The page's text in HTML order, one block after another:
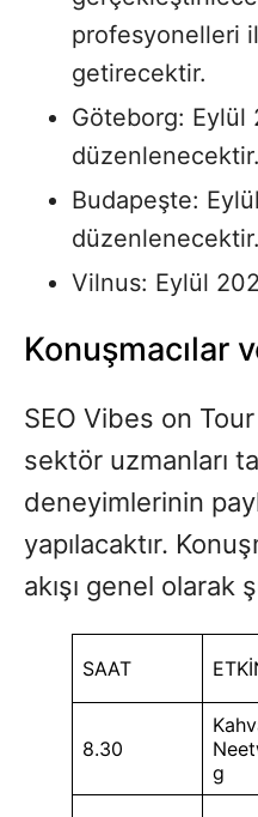
profesyonelleri
getirecektir.
Göteborg: Eylül
düzenlenecektir.
Budapeşte:
düzenlenecektir.
Vilnus: Eylül
Konuşmacılar
SEO Vibes on
sektör uzmanları
deneyimlerinin
yapılacaktır.
akışı genel olarak
SAAT
8.30
g